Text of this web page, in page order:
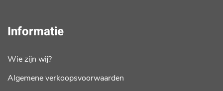
Informatie
Wie zijn wij?
Algemene verkoopsvoorwaarden